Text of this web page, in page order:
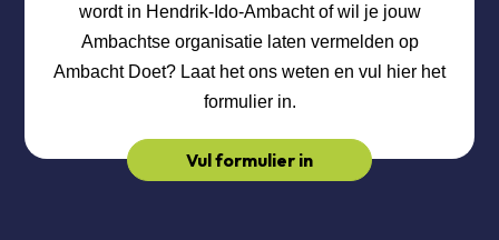
wordt in Hendrik-Ido-Ambacht of wil je jouw
Ambachtse organisatie laten vermelden op
Ambacht Doet? Laat het ons weten en vul hier het
formulier in.
Vul formulier in